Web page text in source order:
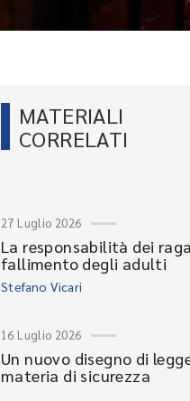
MATERIALI
CORRELATI
27 Luglio 2026
La responsabilità dei
fallimento degli adulti
Stefano Vicari
16 Luglio 2026
Un nuovo disegno di
materia di sicurezza